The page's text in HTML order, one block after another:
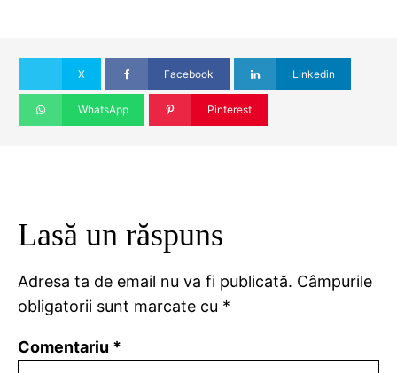
X Facebook Linkedin
WhatsApp Pinterest
Lasă un răspuns
Adresa ta de email nu va fi publicată. Câmpurile
obligatorii sunt marcate cu *
Comentariu *